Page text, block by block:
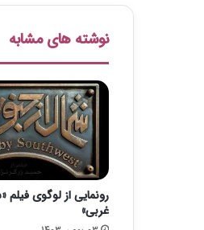
ل
م
ک
ن
ج
ل
ه
نوشته های مشابه
رونمایی از لوگوی فیلم
غربی»